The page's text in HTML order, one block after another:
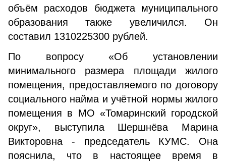
объём расходов бюджета муниципального
образования также увеличился. Он
составил 1310225300 рублей.
По вопросу «Об установлении
минимального размера площади жилого
помещения, предоставляемого по договору
социального найма и учётной нормы жилого
помещения в МО «Томаринский городской
округ», выступила Шершнёва Марина
Викторовна - председатель КУМС. Она
пояснила, что в настоящее время в